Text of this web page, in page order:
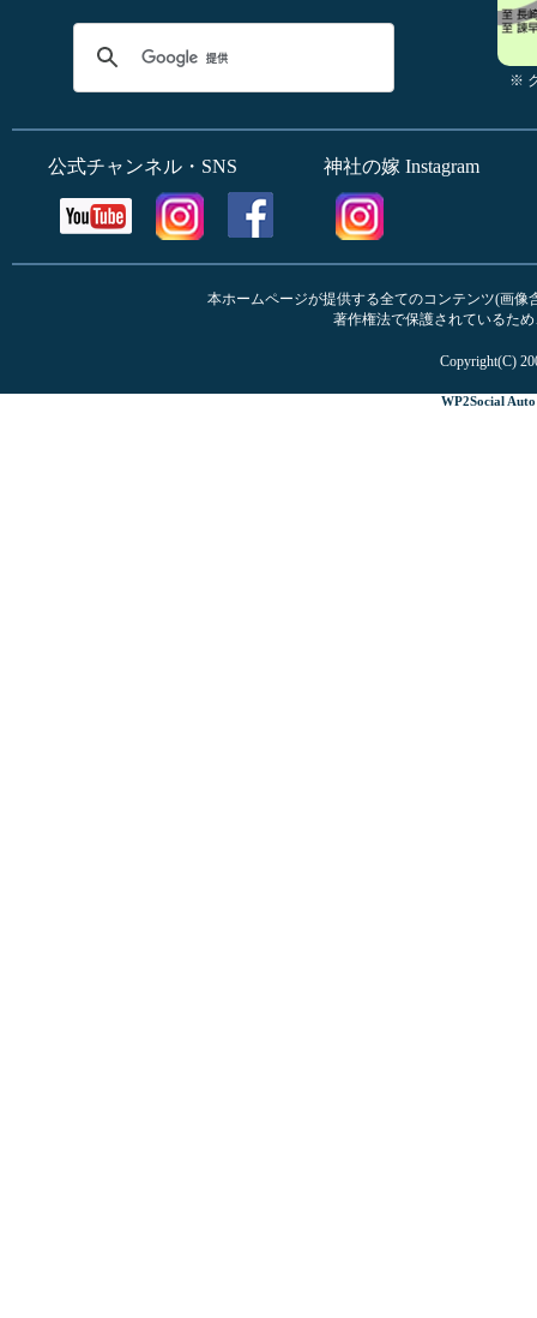
※
公式チャンネル・SNS 神社の嫁 Instagram
本ホームページが提供する全てのコンテンツ(画
著作権法で保護されているた
Copyright(C)
WP2Social